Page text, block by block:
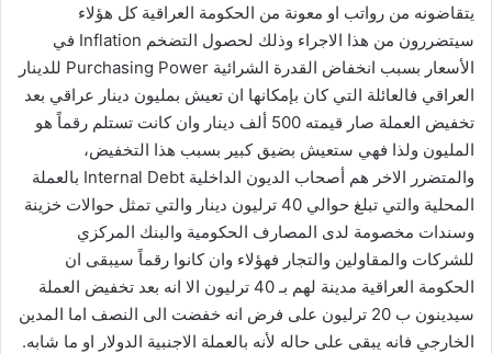
يتقاضونه من رواتب او معونة من الحكومة العراقية كل هؤلاء
سيتضررون من هذا الاجراء وذلك لحصول التضخم Inflation في
الأسعار بسبب انخفاض القدرة الشرائية Purchasing Power للدينار
العراقي فالعائلة التي كان بإمكانها ان تعيش بمليون دينار عراقي بعد
تخفيض العملة صار قيمته 500 ألف دينار وان كانت تستلم رقماً هو
المليون ولذا فهي ستعيش بضيق كبير بسبب هذا التخفيض،
والمتضرر الاخر هم أصحاب الديون الداخلية Internal Debt بالعملة
المحلية والتي تبلغ حوالي 40 ترليون دينار والتي تمثل حوالات خزينة
وسندات مخصومة لدى المصارف الحكومية والبنك المركزي
للشركات والمقاولين والتجار فهؤلاء وان كانوا رقماً سيبقى ان
الحكومة العراقية مدينة لهم بـ 40 ترليون الا انه بعد تخفيض العملة
سيدينون ب 20 ترليون على فرض انه خفضت الى النصف اما المدين
الخارجي فانه يبقى على حاله لأنه بالعملة الاجنبية الدولار او ما شابه.